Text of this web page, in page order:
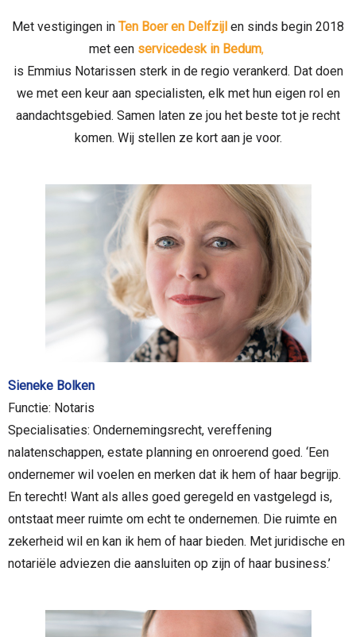
Met vestigingen in Ten Boer en Delfzijl en sinds begin 2018
met een servicedesk in Bedum,
is Emmius Notarissen sterk in de regio verankerd. Dat doen
we met een keur aan specialisten, elk met hun eigen rol en
aandachtsgebied. Samen laten ze jou het beste tot je recht
komen. Wij stellen ze kort aan je voor.
Sieneke Bolken
Functie: Notaris
Specialisaties: Ondernemingsrecht, vereffening
nalatenschappen, estate planning en onroerend goed. ‘Een
ondernemer wil voelen en merken dat ik hem of haar begrijp.
En terecht! Want als alles goed geregeld en vastgelegd is,
ontstaat meer ruimte om echt te ondernemen. Die ruimte en
zekerheid wil en kan ik hem of haar bieden. Met juridische en
notariële adviezen die aansluiten op zijn of haar business.’